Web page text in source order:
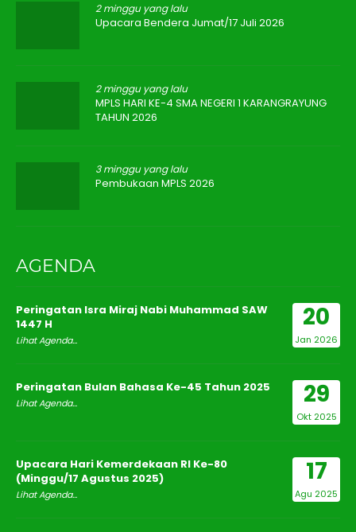
2 minggu yang lalu
Upacara Bendera Jumat/17 Juli 2026
2 minggu yang lalu
MPLS HARI KE-4 SMA NEGERI 1 KARANGRAYUNG
TAHUN 2026
3 minggu yang lalu
Pembukaan MPLS 2026
AGENDA
20
Jan 2026
Peringatan Isra Miraj Nabi Muhammad SAW
1447 H
Lihat Agenda...
29
Okt 2025
Peringatan Bulan Bahasa Ke-45 Tahun 2025
Lihat Agenda...
17
Agu 2025
Upacara Hari Kemerdekaan RI Ke-80
(Minggu/17 Agustus 2025)
Lihat Agenda...